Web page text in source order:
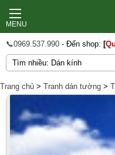
MENU
📞0969.537.990 - Đến shop: [
Trang chủ > Tranh dán tường >